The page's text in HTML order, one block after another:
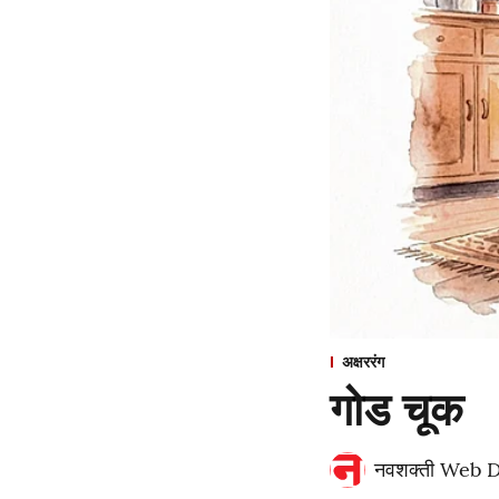
अक्षररंग
गोड चूक
नवशक्ती Web